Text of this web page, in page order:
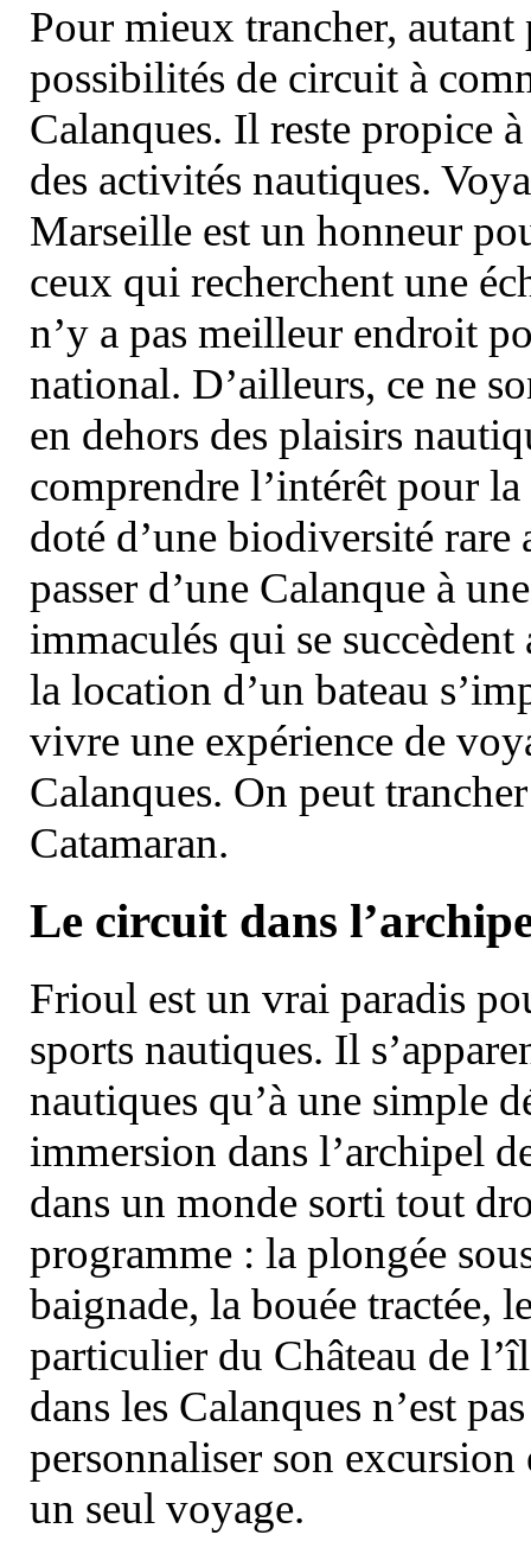
Pour mieux trancher, autant
possibilités de circuit à
Calanques. Il reste propice
des activités nautiques.
Marseille est un honneur
ceux qui recherchent une
n’y a pas meilleur endroit
national. D’ailleurs, ce ne
en dehors des plaisirs
comprendre l’intérêt pour
doté d’une biodiversité
passer d’une Calanque à
immaculés qui se
la location d’un bateau
vivre une expérience de
Calanques. On peut
Catamaran.
Le circuit dans
Frioul est un vrai paradis
sports nautiques. Il
nautiques qu’à une simple
immersion dans l’archipel
dans un monde sorti tout
programme : la plongée
baignade, la bouée tractée,
particulier du Château de
dans les Calanques n’est
personnaliser son
un seul voyage.